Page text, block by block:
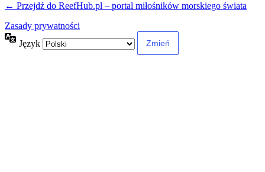
← Przejdź do ReefHub.pl – portal miłośników morskiego świata
Zasady prywatności
Język